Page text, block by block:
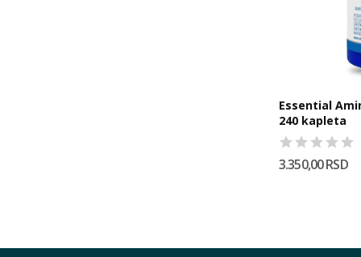
Essential
240 kapleta
3.350,00 RSD